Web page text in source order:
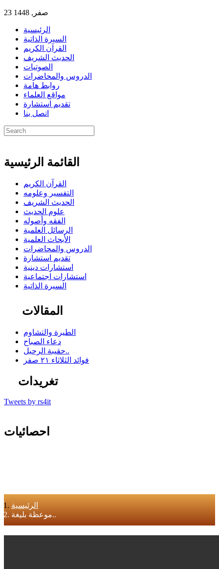
23 صفر, 1448
الرئيسية
السيرة الذاتية
القرآن الكريم
الحديث الشريف
الصوتيات
الدروس والمحاضرات
روابط هامة
مواقع العلماء
تقديم استشارة
اتصل بنا
القائمة الرئيسية
القرآن الكريم
التفسير وعلومه
الحديث الشريف
علوم الحديث
الفقه وأصوله
الرسائل العلمية
الأبحاث العلمية
الدروس والمحاضرات
تقديم استشارة
استشارات دينية
استشارات اجتماعية
السيرة الذاتية
المقالات
الطيرة والتشاوم
دعاء الصباح
حقيبة الرحيل..
فوائد الثلاثاء ٢١ صفر
تغريدات
Tweets by rs4it
احصائيات
الرئيسية
موعظة بليغة..